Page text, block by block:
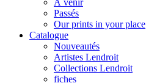
À venir
Passés
Our prints in your place
Catalogue
Nouveautés
Artistes Lendroit
Collections Lendroit
fiches